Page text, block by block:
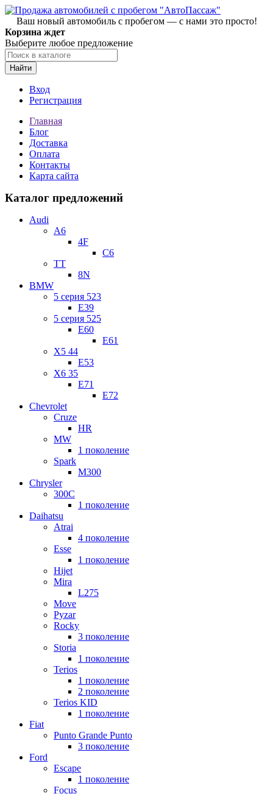
Ваш новый автомобиль с пробегом — с нами это просто!
Корзина ждет
Выберите любое предложение
Найти
Вход
Регистрация
Главная
Блог
Доставка
Оплата
Контакты
Карта сайта
Каталог предложений
Audi
A6
4F
C6
TT
8N
BMW
5 серия 523
E39
5 серия 525
E60
E61
X5 44
E53
X6 35
E71
E72
Chevrolet
Cruze
HR
MW
1 поколение
Spark
M300
Chrysler
300C
1 поколение
Daihatsu
Atrai
4 поколение
Esse
1 поколение
Hijet
Mira
L275
Move
Pyzar
Rocky
3 поколение
Storia
1 поколение
Terios
1 поколение
2 поколение
Terios KID
1 поколение
Fiat
Punto Grande Punto
3 поколение
Ford
Escape
1 поколение
Focus